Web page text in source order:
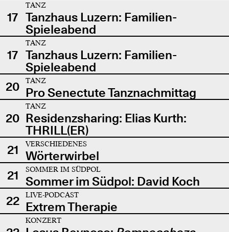
17
TANZ
Tanzhaus Luzern: Familien-
Spieleabend
17
TANZ
Tanzhaus Luzern: Familien-
Spieleabend
20
TANZ
Pro Senectute Tanznachmittag
20
TANZ
Residenzsharing: Elias Kurth:
THRILL(ER)
21
VERSCHIEDENES
Wörterwirbel
21
SOMMER IM SÜDPOL
Sommer im Südpol: David Koch
22
LIVE-PODCAST
Extrem Therapie
KONZERT